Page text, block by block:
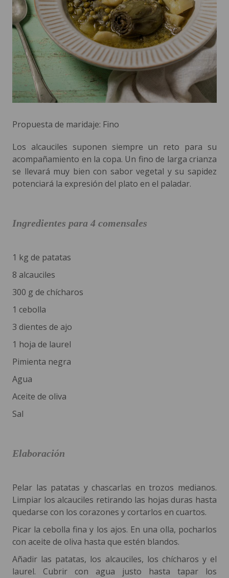
Propuesta de maridaje: Fino
Los alcauciles suponen siempre un reto para su
acompañamiento en la copa. Un fino de larga crianza
se llevará muy bien con sabor vegetal y su sapidez
potenciará la expresión del plato en el paladar.
Ingredientes para 4 comensales
1 kg de patatas
8 alcauciles
300 g de chícharos
1 cebolla
3 dientes de ajo
1 hoja de laurel
Pimienta negra
Agua
Aceite de oliva
Sal
Elaboración
Pelar las patatas y chascarlas en trozos medianos.
Limpiar los alcauciles retirando las hojas duras hasta
quedarse con los corazones y cortarlos en cuartos.
Picar la cebolla fina y los ajos. En una olla, pocharlos
con aceite de oliva hasta que estén blandos.
Añadir las patatas, los alcauciles, los chícharos y el
laurel. Cubrir con agua justo hasta tapar los